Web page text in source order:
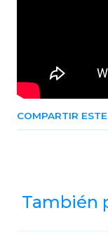
COMPARTIR
También